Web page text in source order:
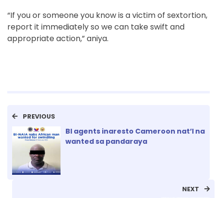
“If you or someone you know is a victim of sextortion,
report it immediately so we can take swift and
appropriate action,” aniya.
PREVIOUS
BI agents inaresto Cameroon nat’l na
wanted sa pandaraya
NEXT